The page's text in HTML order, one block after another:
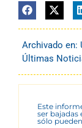
Archivado en:
Últimas
Este
ser bajadas
sólo